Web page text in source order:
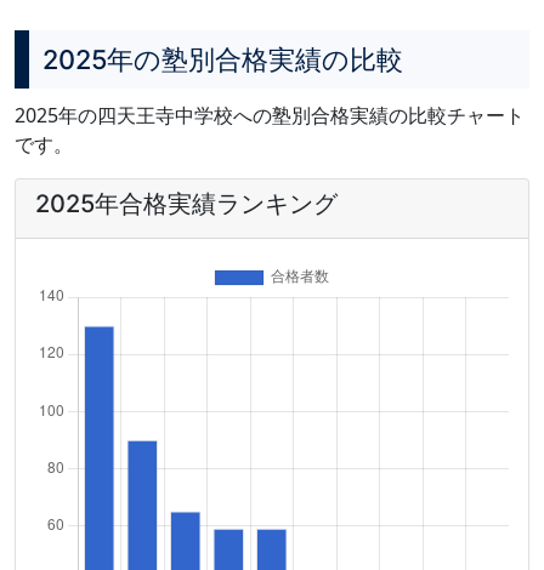
2025年の塾別合格実績の比較
2025年の四天王寺中学校への塾別合格実績の比較チャート
です。
2025年合格実績ランキング